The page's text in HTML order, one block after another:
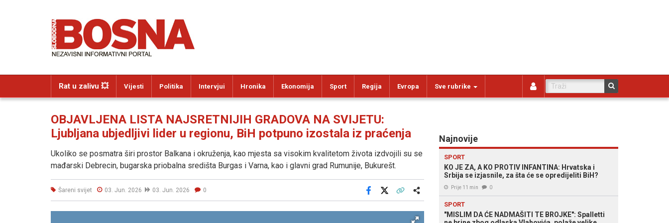
Rat u zalivu 💥 Vijesti Politika Intervjui Hronika Ekonomija Sport Regija Evropa Sve rubrike
OBJAVLJENA LISTA NAJSRETNIJIH GRADOVA NA SVIJETU:
Ljubljana ubjedljivi lider u regionu, BiH potpuno izostala iz praćenja
Ukoliko se posmatra širi prostor Balkana i okruženja, kao mjesta sa visokim kvalitetom života izdvojili su se
mađarski Debrecin, bugarska priobalna središta Burgas i Varna, kao i glavni grad Rumunije, Bukurešt.
Šareni svijet 03. Jun. 2026 03. Jun. 2026 0
Facebook
Najnovije
SPORT
KO JE ZA, A KO PROTIV INFANTINA: Hrvatska i
Srbija se izjasnile, za šta će se opredijeliti BiH?
Prije 11 min 0
SPORT
"MISLIM DA ĆE NADMAŠITI TE BROJKE": Spalletti